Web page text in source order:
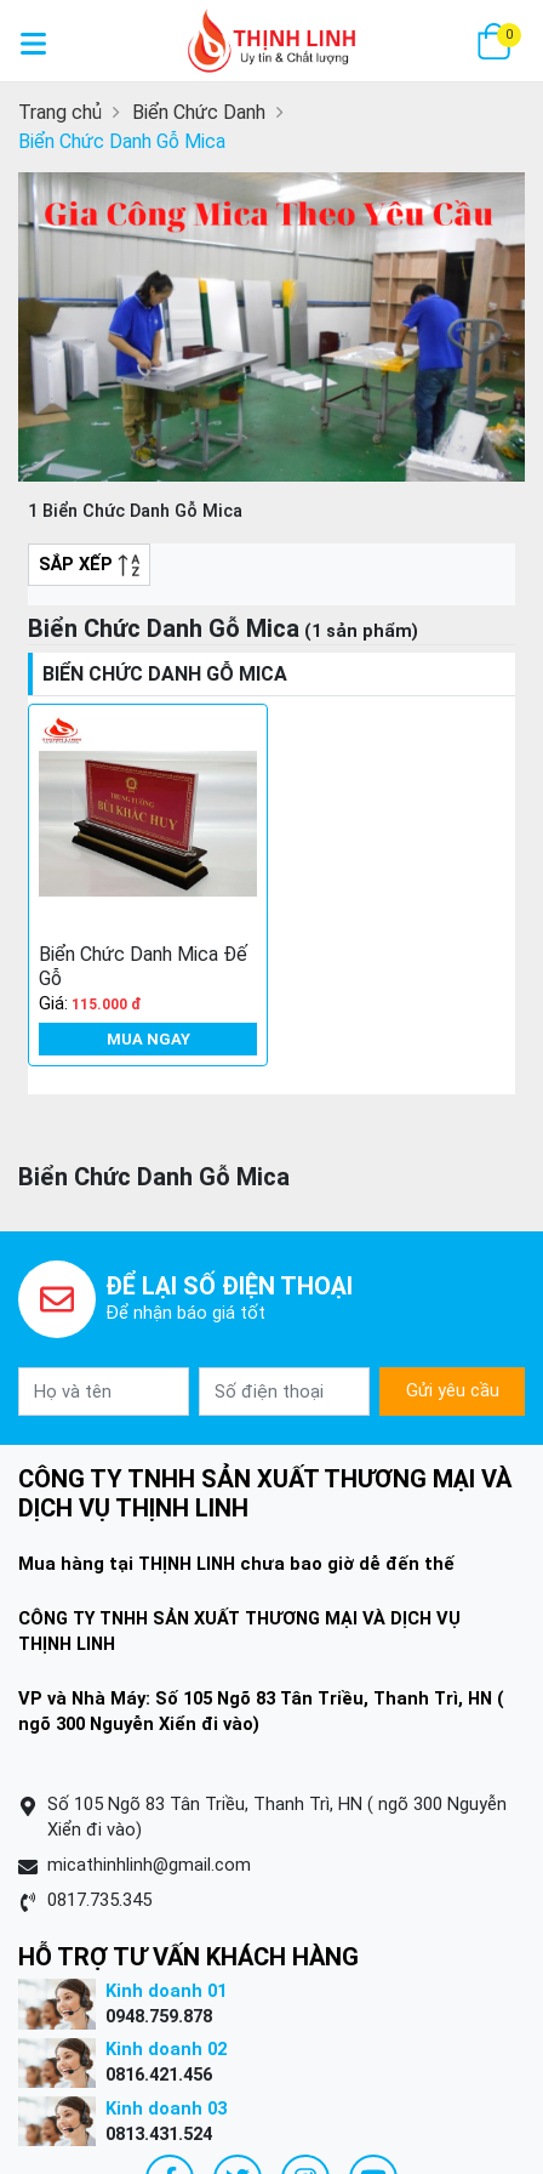
0
Trang chủ
Biển Chức Danh
Biển Chức Danh Gỗ Mica
1 Biển Chức Danh Gỗ Mica
SẮP XẾP
Biển Chức Danh Gỗ Mica (1 sản phẩm)
BIỂN CHỨC DANH GỖ MICA
Biển Chức Danh Mica Đế
Gỗ
Giá: 115.000 đ
MUA NGAY
Biển Chức Danh Gỗ Mica
ĐỂ LẠI SỐ ĐIỆN THOẠI
Để nhận báo giá tốt
Gửi yêu cầu
CÔNG TY TNHH SẢN XUẤT THƯƠNG MẠI VÀ
DỊCH VỤ THỊNH LINH
Mua hàng tại THỊNH LINH chưa bao giờ dễ đến thế
CÔNG TY TNHH SẢN XUẤT THƯƠNG MẠI VÀ DỊCH VỤ
THỊNH LINH
VP và Nhà Máy: Số 105 Ngõ 83 Tân Triều, Thanh Trì, HN (
ngõ 300 Nguyễn Xiển đi vào)
Số 105 Ngõ 83 Tân Triều, Thanh Trì, HN ( ngõ 300 Nguyễn
Xiển đi vào)
micathinhlinh@gmail.com
0817.735.345
HỖ TRỢ TƯ VẤN KHÁCH HÀNG
Kinh doanh 01
0948.759.878
Kinh doanh 02
0816.421.456
Kinh doanh 03
0813.431.524